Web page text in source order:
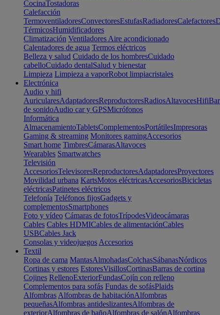
CocinaTostadoras
Calefacción
TermoventiladoresConvectoresEstufasRadiadoresCalefactores
TérmicosHumidificadores
Climatización Ventiladores Aire acondicionado
Calentadores de agua Termos eléctricos
Belleza y salud Cuidado de los hombresCuidado
cabelloCuidado dentalSalud y bienestar
Limpieza Limpieza a vaporRobot limpiacristales
Electrónica
Audio y hifi
AuricularesAdaptadoresReproductoresRadiosAltavocesHifi
de sonidoAudio car y GPSMicrófonos
Informática
AlmacenamientoTabletsComplementosPortátilesImpresoras
Gaming & streaming Monitores gamingAccesorios
Smart home TimbresCámarasAltavoces
Wearables Smartwatches
Televisión
AccesoriosTelevisoresReproductoresAdaptadoresProyectores
Movilidad urbana KartsMotos eléctricasAccesoriosBicicletas
eléctricasPatinetes eléctricos
Telefonía Teléfonos fijosGadgets y
complementosSmartphones
Foto y vídeo Cámaras de fotosTrípodesVideocámaras
Cables Cables HDMICables de alimentaciónCables
USBCables Jack
Consolas y videojuegos Accesorios
Textil
Ropa de cama MantasAlmohadasColchasSábanasNórdicos
Cortinas y estores EstoresVisillosCortinasBarras de cortina
Cojines RellenoExteriorFundasCojín con relleno
Complementos para sofás Fundas de sofásPlaids
Alfombras Alfombras de habitaciónAlfombras
pequeñasAlfombras antideslizantesAlfombras de
exteriorAlfombras de bañoAlfombras de salónAlfombras